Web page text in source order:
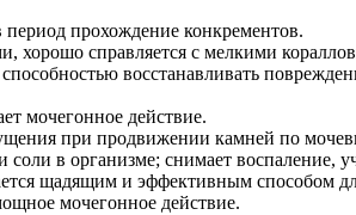
прохождение конкрементов.
хорошо справляется с мелкими
восстанавливать
мочегонное действие.
при продвижении камней по
соли в организме; снимает воспаление,
щадящим и эффективным способом
мочегонное действие.